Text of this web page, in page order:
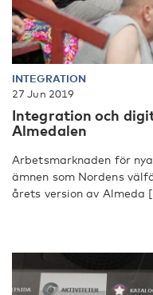
INTEGRATION
27 Jun 2019
Integration och
Almedalen
Arbetsmarknaden för
ämnen som Nordens
årets version av Almeda